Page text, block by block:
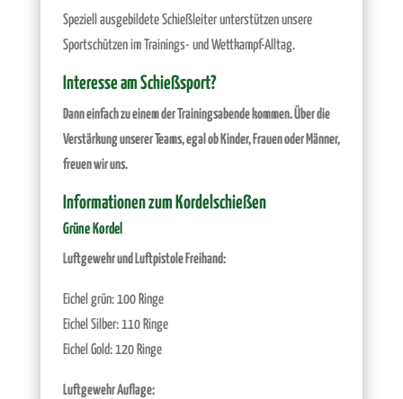
Speziell ausgebildete Schießleiter unterstützen unsere
Sportschützen im Trainings- und Wettkampf-Alltag.
Interesse am Schießsport?
Dann einfach zu einem der Trainingsabende kommen. Über die
Verstärkung unserer Teams, egal ob Kinder, Frauen oder Männer,
freuen wir uns.
Informationen zum Kordelschießen
Grüne Kordel
Luftgewehr und Luftpistole Freihand:
Eichel grün: 100 Ringe
Eichel Silber: 110 Ringe
Eichel Gold: 120 Ringe
Luftgewehr Auflage: